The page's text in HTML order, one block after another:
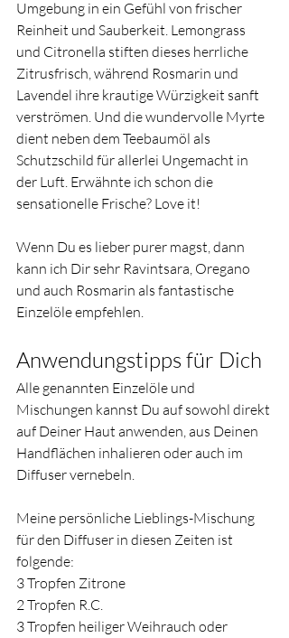
Umgebung in ein Gefühl von frischer
Reinheit und Sauberkeit. Lemongrass
und Citronella stiften dieses herrliche
Zitrusfrisch, während Rosmarin und
Lavendel ihre krautige Würzigkeit sanft
verströmen. Und die wundervolle Myrte
dient neben dem Teebaumöl als
Schutzschild für allerlei Ungemacht in
der Luft. Erwähnte ich schon die
sensationelle Frische? Love it!
Wenn Du es lieber purer magst, dann
kann ich Dir sehr Ravintsara, Oregano
und auch Rosmarin als fantastische
Einzelöle empfehlen.
Anwendungstipps für Dich
Alle genannten Einzelöle und
Mischungen kannst Du auf sowohl direkt
auf Deiner Haut anwenden, aus Deinen
Handflächen inhalieren oder auch im
Diffuser vernebeln.
Meine persönliche Lieblings-Mischung
für den Diffuser in diesen Zeiten ist
folgende:
3 Tropfen Zitrone
2 Tropfen R.C.
3 Tropfen heiliger Weihrauch oder